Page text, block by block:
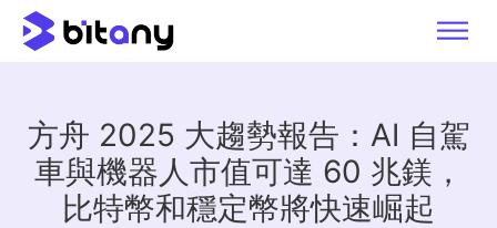
方舟 2025 大趨勢報告：AI 自駕
車與機器人市值可達 60 兆鎂，
比特幣和穩定幣將快速崛起